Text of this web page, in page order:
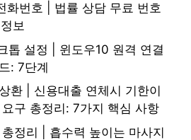
화번호 | 법률 상담 무료 번호
보
톱 설정 | 윈도우10 원격 연결
: 7단계
환 | 신용대출 연체시 기한이
구 총정리: 7가지 핵심 사항
정리 | 흡수력 높이는 마사지